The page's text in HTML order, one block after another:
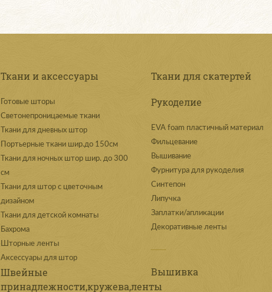
Ткани и аксессуары
Готовые шторы
Светонепроницаемые ткани
Ткани для дневных штор
Портьерные ткани шир.до 150см
Ткани для ночных штор шир. до 300
см
Ткани для штор с цветочным
дизайном
Ткани для детской комнаты
Бахрома
Шторные ленты
Аксессуары для штор
Швейные
принадлежности,кружева,ленты
Ткани для скатертей
Рукоделие
EVA foam пластичный материал
Фильцевание
Вышивание
Фурнитура для рукоделия
Синтепон
Липучка
Заплатки/апликации
Декоративные ленты
Вышивка